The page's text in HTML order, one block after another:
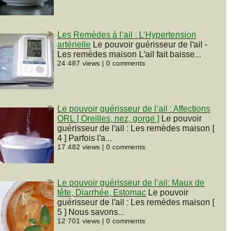
Les Remèdes à l’ail : L’Hypertension
artérielle Le pouvoir guérisseur de l'ail -
Les remèdes maison L'ail fait baisse...
24 487 views | 0 comments
Le pouvoir guérisseur de l’ail : Affections
ORL [ Oreilles, nez, gorge ] Le pouvoir
guérisseur de l'ail : Les remèdes maison [
4 ] Parfois l'a...
17 482 views | 0 comments
Le pouvoir guérisseur de l’ail: Maux de
tête, Diarrhée, Estomac Le pouvoir
guérisseur de l'ail : Les remèdes maison [
5 ] Nous savons...
12 701 views | 0 comments